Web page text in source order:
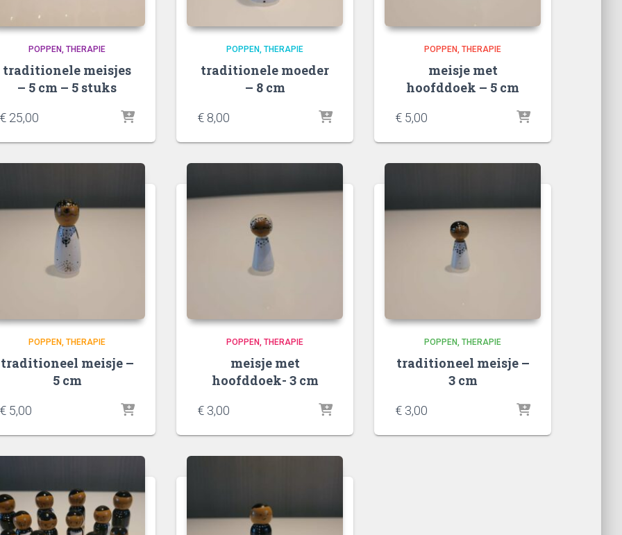
POPPEN THERAPIE
traditionele meisjes
– 5 cm – 5 stuks
€ 25,00
POPPEN THERAPIE
traditionele moeder
– 8 cm
€ 8,00
POPPEN THERAPIE
meisje met
hoofddoek – 5 cm
€ 5,00
POPPEN THERAPIE
traditioneel meisje –
5 cm
€ 5,00
POPPEN THERAPIE
meisje met
hoofddoek- 3 cm
€ 3,00
POPPEN THERAPIE
traditioneel meisje –
3 cm
€ 3,00